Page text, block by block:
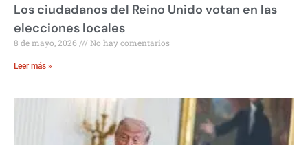
Los ciudadanos del Reino Unido votan en las
elecciones locales
8 de mayo, 2026 No hay comentarios
Leer más »